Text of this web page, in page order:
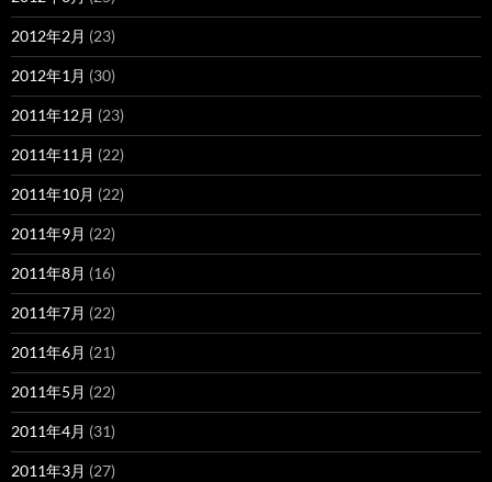
2012年2月 (23)
2012年1月 (30)
2011年12月 (23)
2011年11月 (22)
2011年10月 (22)
2011年9月 (22)
2011年8月 (16)
2011年7月 (22)
2011年6月 (21)
2011年5月 (22)
2011年4月 (31)
2011年3月 (27)